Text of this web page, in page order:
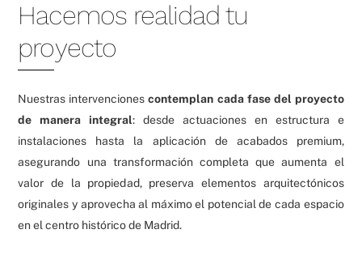
Hacemos realidad tu
proyecto
Nuestras intervenciones contemplan cada fase del proyecto
de manera integral: desde actuaciones en estructura e
instalaciones hasta la aplicación de acabados premium,
asegurando una transformación completa que aumenta el
valor de la propiedad, preserva elementos arquitectónicos
originales y aprovecha al máximo el potencial de cada espacio
en el centro histórico de Madrid.